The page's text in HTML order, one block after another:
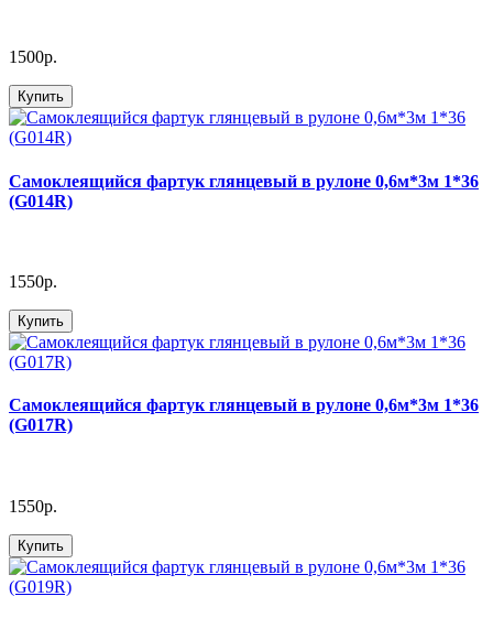
1500р.
Купить
Самоклеящийся фартук глянцевый в рулоне 0,6м*3м 1*36
(G014R)
1550р.
Купить
Самоклеящийся фартук глянцевый в рулоне 0,6м*3м 1*36
(G017R)
1550р.
Купить